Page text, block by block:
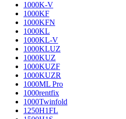
1000K-V
1000KF
1000KFN
1000KL
1000KL-V
1000KLUZ
1000KUZ
1000KUZF
1000KUZR
1000ML Pro
1000rentfix
1000Twinfold
1250H1FL